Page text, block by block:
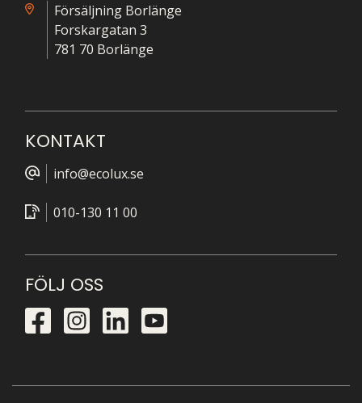
Försäljning Borlänge
Forskargatan 3
781 70 Borlänge
KONTAKT
info@ecolux.se
010-130 11 00
FÖLJ OSS